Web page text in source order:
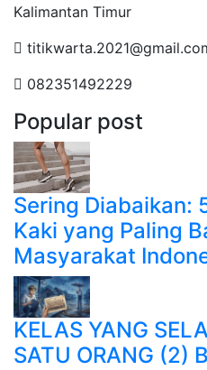
Kalimantan Timur
082351492229
Popular post
Sering Diabaikan:
Kaki yang Paling
Masyarakat
KELAS YANG
SATU ORANG (2)